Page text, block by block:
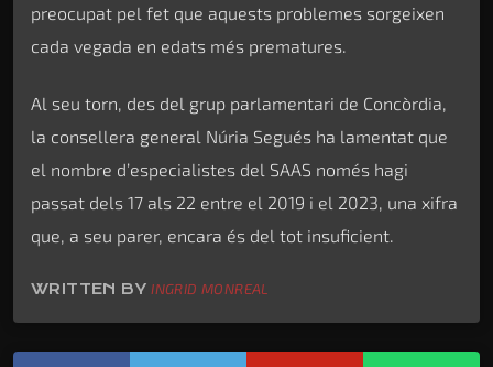
preocupat pel fet que aquests problemes sorgeixen
cada vegada en edats més prematures.
Al seu torn, des del grup parlamentari de Concòrdia,
la consellera general Núria Segués ha lamentat que
el nombre d’especialistes del SAAS només hagi
passat dels 17 als 22 entre el 2019 i el 2023, una xifra
que, a seu parer, encara és del tot insuficient.
WRITTEN BYINGRID MONREAL